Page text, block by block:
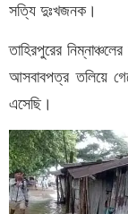
সত্যি দুঃখজনক।
তাহিরপুরের
আসবাবপত্র তলিয়ে
এসেছি।